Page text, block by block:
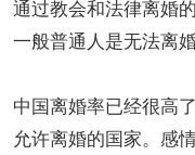
通过教会和法律离婚
一般普通人是无法离婚
中国离婚率已经很高
允许离婚的国家。感